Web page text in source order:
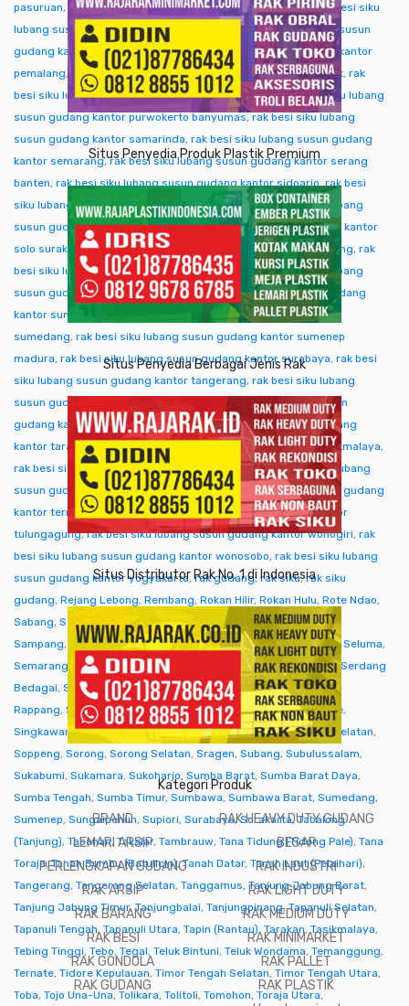
pasuruan, rak besi siku lubang susun gudang kantor pati,rak besi siku
lubang susun gudang kantor pekalongan
rak besi siku lubang susun
gudang kantor pekanbaru,rak besi siku lubang susun gudang kantor
pemalang, rak besi siku lubang susun gudang kantor pontianak, rak
besi siku lubang susun gudang kantor purwakarta,rak besi siku lubang
susun gudang kantor purwokerto banyumas, rak besi siku lubang
susun gudang kantor samarinda, rak besi siku lubang susun gudang
kantor semarang,rak besi siku lubang susun gudang kantor serang
banten, rak besi siku lubang susun gudang kantor sidoarjo,rak besi
siku lubang susun gudang kantor singkawang,rak besi siku lubang
susun gudang kantor sofifi,rak besi siku lubang susun gudang kantor
solo surakarta,rak besi siku lubang susun gudang kantor sorong, rak
besi siku lubang susun gudang kantor subang,rak besi siku lubang
susun gudang kantor sukabumi,rak besi siku lubang susun gudang
kantor sumba ntt
rak besi siku lubang susun gudang kantor
sumedang, rak besi siku lubang susun gudang kantor sumenep
madura, rak besi siku lubang susun gudang kantor surabaya, rak besi
siku lubang susun gudang kantor tangerang, rak besi siku lubang
susun gudang kantor tangjung selor
rak besi siku lubang susun
gudang kantor tanjungpinang,rak besi siku lubang susun gudang
kantor tarakan, rak besi siku lubang susun gudang kantor tasikmalaya,
rak besi siku lubang susun gudang kantor tegal,rak besi siku lubang
susun gudang kantor temanggung,rak besi siku lubang susun gudang
kantor ternate tidore,rak besi siku lubang susun gudang kantor
tulungagung,rak besi siku lubang susun gudang kantor wonogiri, rak
besi siku lubang susun gudang kantor wonosobo, rak besi siku lubang
susun gudang kantor yogyakarta,rak gudang, rak siku,rak siku
gudang, Rejang Lebong, Rembang, Rokan Hilir, Rokan Hulu, Rote Ndao,
Sabang, Sabu Raijua ,Salatiga,Samarinda,Sambas,Samosir,
Sampang, Sanggau,Sarmi,Sarolangun,Sawahlunto,Sekadau,Seluma,
Semarang
Seram Bagian Barat Seram Bagian Timur,Serang,Serdang
Bedagai, Seruyan (Kuala Pembuang),Siak, Sibolga,Sidenreng
Rappang, Sidoarjo,Sigi,Sijunjung,Sikka,Simalungun,Simeulue,
Singkawang,Sinjai,Sintang,Situbondo,Sleman,Solok,Solok Selatan,
Soppeng, Sorong, Sorong Selatan, Sragen, Subang, Subulussalam,
Sukabumi, Sukamara, Sukoharjo, Sumba Barat, Sumba Barat Daya,
Sumba Tengah, Sumba Timur, Sumbawa, Sumbawa Barat, Sumedang,
Sumenep, Sungaipenuh, Supiori, Surabaya,Surakarta,Tabalong
(Tanjung), Tabanan, Takalar, Tambrauw, Tana Tidung (Tideng Pale), Tana
Toraja,Tanah Bumbu (Batulicin),Tanah Datar, Tanah Laut (Pelaihari),
Tangerang, Tangerang Selatan, Tanggamus, Tanjung Jabung Barat,
Tanjung Jabung Timur,Tanjungbalai, Tanjungpinang,Tapanuli Selatan,
Tapanuli Tengah, Tapanuli Utara, Tapin (Rantau), Tarakan,Tasikmalaya,
Tebing Tinggi, Tebo, Tegal, Teluk Bintuni, Teluk Wondama, Temanggung,
Ternate, Tidore Kepulauan, Timor Tengah Selatan, Timor Tengah Utara,
Toba, Tojo Una-Una, Tolikara, Tolitoli, Tomohon, Toraja Utara,
Situs Penyedia Produk Plastik Premium
Situs Penyedia Berbagai Jenis Rak
Situs Distributor Rak No. 1 di Indonesia
Kategori Produk
BRAND
LEMARI ARSIP
PERLENGKAPAN GUDANG
RAK ARSIP
RAK BARANG
RAK BESI
RAK GONDOLA
RAK GUDANG
RAK HEAVY DUTY GUDANG
BESAR
RAK INDUSTRI
RAK LIGHT DUTY
RAK MEDIUM DUTY
RAK MINIMARKET
RAK PALLET
RAK PLASTIK